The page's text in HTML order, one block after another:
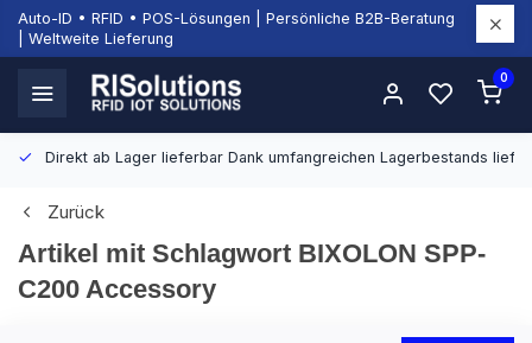
Auto-ID • RFID • POS-Lösungen | Persönliche B2B-Beratung
| Weltweite Lieferung
0
Direkt ab Lager lieferbar Dank umfangreichen Lagerbestands
Zurück
Artikel mit Schlagwort BIXOLON SPP-
C200 Accessory